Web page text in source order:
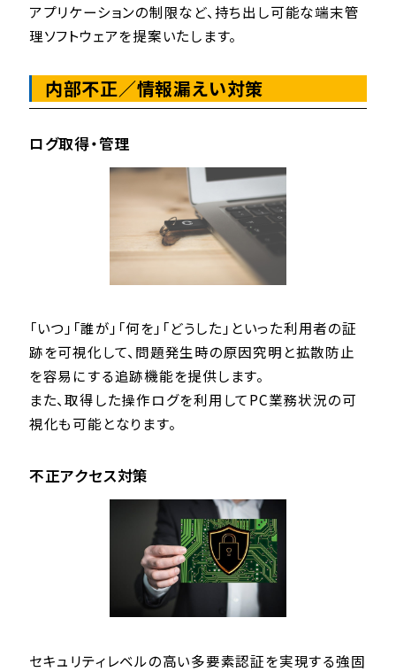
アプリケーションの制限など、持ち出し可能な端末管
理ソフトウェアを提案いたします。
内部不正／情報漏えい対策
ログ取得・管理
「いつ」「誰が」「何を」「どうした」といった利用者の証
跡を可視化して、問題発生時の原因究明と拡散防止
を容易にする追跡機能を提供します。
また、取得した操作ログを利用してPC業務状況の可
視化も可能となります。
不正アクセス対策
セキュリティレベルの高い多要素認証を実現する強固